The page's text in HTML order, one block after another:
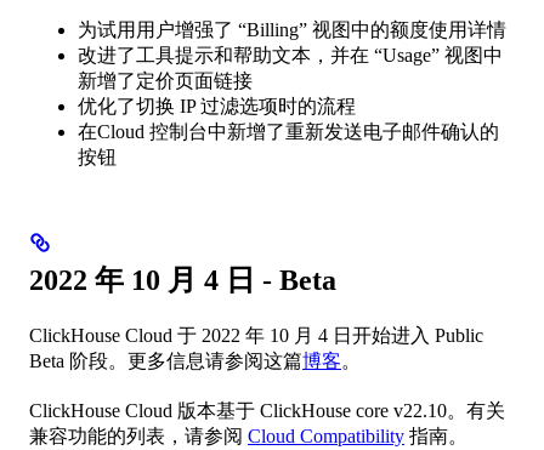
为试用用户增强了 “Billing” 视图中的额度使用详情
改进了工具提示和帮助文本，并在 “Usage” 视图中
新增了定价页面链接
优化了切换 IP 过滤选项时的流程
在Cloud 控制台中新增了重新发送电子邮件确认的
按钮
2022 年 10 月 4 日 - Beta
ClickHouse Cloud 于 2022 年 10 月 4 日开始进入 Public
Beta 阶段。更多信息请参阅这篇博客。
ClickHouse Cloud 版本基于 ClickHouse core v22.10。有关
兼容功能的列表，请参阅 Cloud Compatibility 指南。